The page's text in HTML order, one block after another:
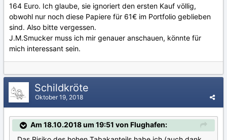
164 Euro. Ich glaube, sie ignoriert den ersten Kauf völlig,
obwohl nur noch diese Papiere für 61€ im Portfolio geblieben
sind. Also bitte vergessen.
J.M.Smucker muss ich mir genauer anschauen, könnte für
mich interessant sein.
Schildkröte
Oktober 19, 2018
Am 18.10.2018 um 19:51 von Flughafen: